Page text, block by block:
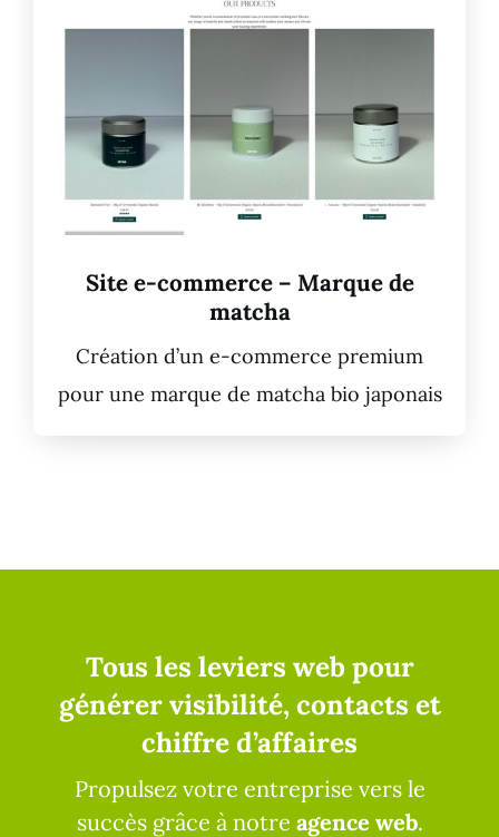
Site e-commerce – Marque de
matcha
Création d’un e-commerce premium
pour une marque de matcha bio japonais
Tous les leviers web pour
générer visibilité, contacts et
chiffre d’affaires
Propulsez votre entreprise vers le
succès grâce à notre agence web.